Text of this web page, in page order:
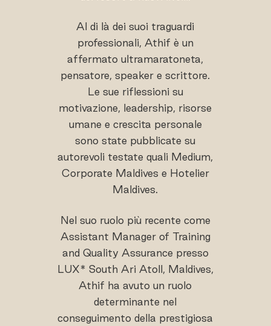
Al di là dei suoi traguardi
professionali, Athif è un
affermato ultramaratoneta,
pensatore, speaker e scrittore.
Le sue riflessioni su
motivazione, leadership, risorse
umane e crescita personale
sono state pubblicate su
autorevoli testate quali Medium,
Corporate Maldives e Hotelier
Maldives.
Nel suo ruolo più recente come
Assistant Manager of Training
and Quality Assurance presso
LUX* South Ari Atoll, Maldives,
Athif ha avuto un ruolo
determinante nel
conseguimento della prestigiosa